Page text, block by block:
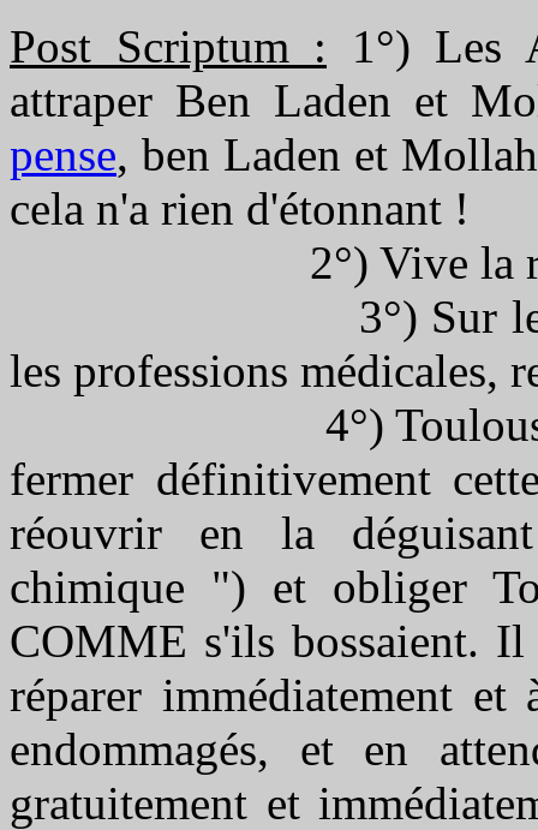
Post Scriptum : 1°) Les
attraper Ben Laden et
pense, ben Laden et
cela n'a rien d'étonnant !
2°) Vive la
3°) Sur les divers
les professions médicales,
4°) Toulouse :
fermer définitivement
réouvrir en la
chimique ") et obliger
COMME s'ils bossaient.
réparer immédiatement et
endommagés, et en
gratuitement et